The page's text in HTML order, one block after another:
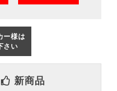
ー様は
さい
新商品